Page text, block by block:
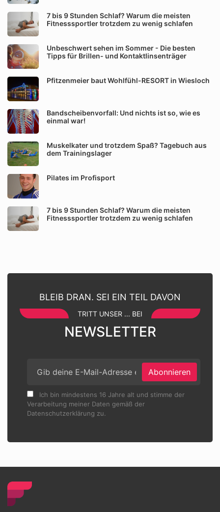
7 bis 9 Stunden Schlaf? Warum die meisten
Fitnesssportler trotzdem zu wenig schlafen
Unbeschwert sehen im Sommer - Die besten
Tipps für Brillen- und Kontaktlinsenträger
Pfitzenmeier baut Wohlfühl-RESORT in Wiesloch
Bandscheibenvorfall: Und nichts ist so, wie es
einmal war!
Muskelkater und trotzdem Spaß? Tagebuch aus
dem Trainingslager
Pilates im Profisport
7 bis 9 Stunden Schlaf? Warum die meisten
Fitnesssportler trotzdem zu wenig schlafen
BLEIB DRAN. SEI EIN TEIL DAVON
TRITT UNSER ... BEI
NEWSLETTER
Abonnieren
Ich bin mindestens 16 Jahre alt und stimme der
Verarbeitung meiner Daten gemäß der
Datenschutzerklärung zu.